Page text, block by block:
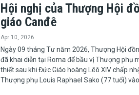
Hội nghị của Thượng Hội
giáo Canđê
Apr 10, 2026
​​​​​​​Ngày 09 tháng Tư năm 2026, Thượng Hội
đã khai diễn tại Roma để bầu vị Thượng phụ
thiết sau khi Đức Giáo hoàng Lêô XIV chấp
Thượng phụ Louis Raphael Sako (77 tuổi)